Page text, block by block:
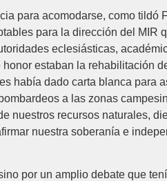
para acomodarse, como tildó
para la dirección del MIR
eclesiásticas,
estaban la rehabilitación
había dado carta blanca para
a las zonas
nuestros recursos naturales,
nuestra soberanía e
por un amplio debate que